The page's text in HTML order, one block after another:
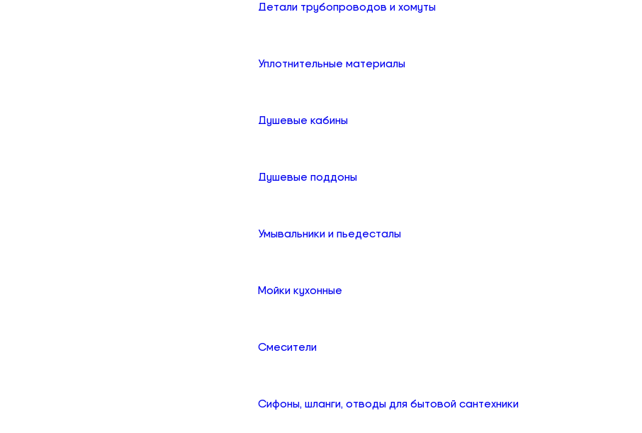
Детали трубопроводов и хомуты
Уплотнительные материалы
Душевые кабины
Душевые поддоны
Умывальники и пьедесталы
Мойки кухонные
Смесители
Сифоны, шланги, отводы для бытовой сантехники